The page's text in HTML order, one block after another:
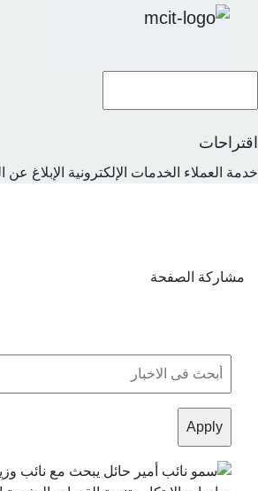
موقع حكومي رسمي تابع لحكومة المملكة
إلى
الرئيسي
اقتراحات
خدمة العملاء الخدمات الإلكترونية الإبلاغ عن
مشاركة الصفحة